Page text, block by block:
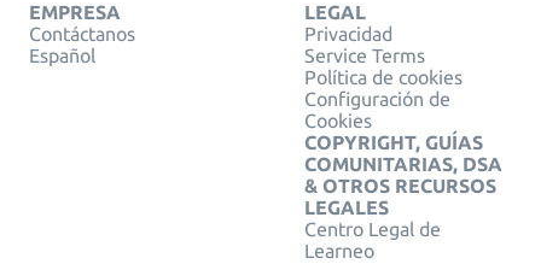
EMPRESA
Contáctanos
Español
LEGAL
Privacidad
Service Terms
Política de cookies
Configuración de
Cookies
COPYRIGHT, GUÍAS
COMUNITARIAS, DSA
& OTROS RECURSOS
LEGALES
Centro Legal de
Learneo